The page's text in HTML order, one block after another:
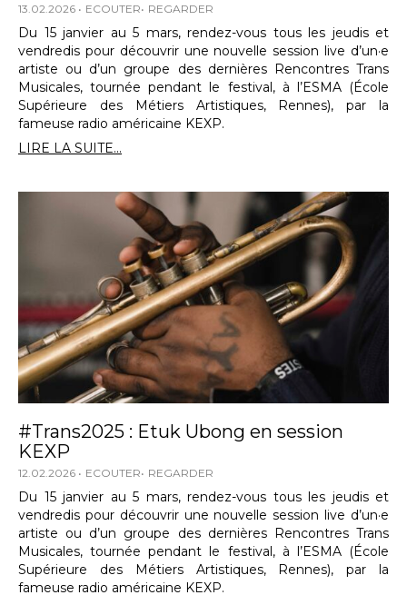
13.02.2026 ECOUTER REGARDER
Du 15 janvier au 5 mars, rendez-vous tous les jeudis et
vendredis pour découvrir une nouvelle session live d’un·e
artiste ou d’un groupe des dernières Rencontres Trans
Musicales, tournée pendant le festival, à l’ESMA (École
Supérieure des Métiers Artistiques, Rennes), par la
fameuse radio américaine KEXP.
LIRE LA SUITE...
#Trans2025 : Etuk Ubong en session
KEXP
12.02.2026 ECOUTER REGARDER
Du 15 janvier au 5 mars, rendez-vous tous les jeudis et
vendredis pour découvrir une nouvelle session live d’un·e
artiste ou d’un groupe des dernières Rencontres Trans
Musicales, tournée pendant le festival, à l’ESMA (École
Supérieure des Métiers Artistiques, Rennes), par la
fameuse radio américaine KEXP.